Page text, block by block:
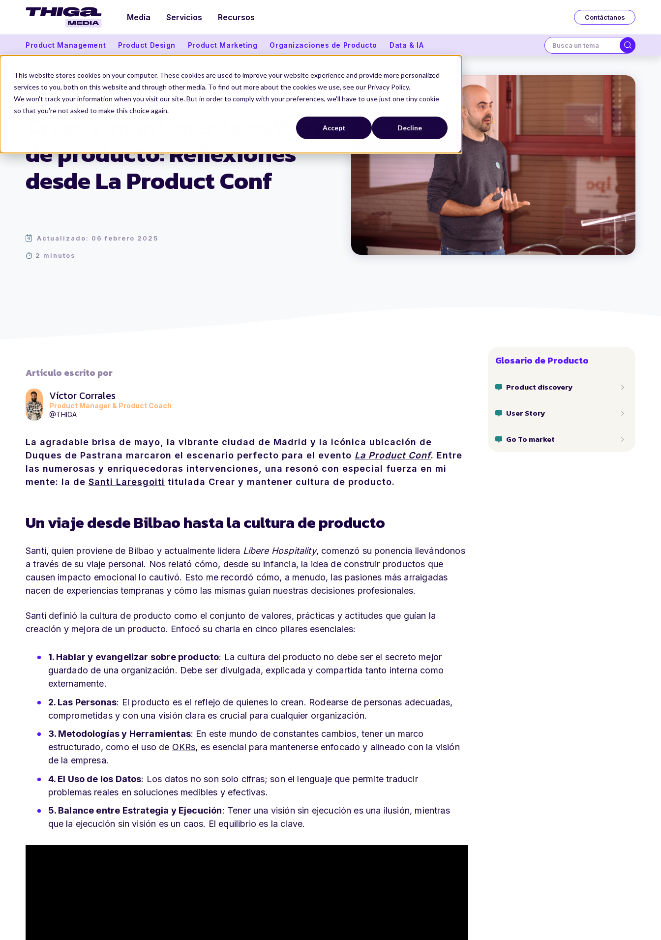
This website stores cookies on your computer. These cookies are used to improve your website experience and provide more personalized
services to you, both on this website and through other media. To find out more about the cookies we use, see our Privacy Policy.
We won't track your information when you visit our site. But in order to comply with your preferences, we'll have to use just one tiny cookie
so that you're not asked to make this choice again.
Accept Decline
Media Servicios Recursos Contáctanos
Product Management Product Design Product Marketing Organizaciones de Producto Data & IA
Thiga Media Product Management Crear y mantener la cultura de producto: Reflexiones desde La Product Conf
Crear y mantener la cultura
de producto: Reflexiones
desde La Product Conf
Actualizado: 06 febrero 2025
2 minutos
Artículo escrito por
Víctor Corrales
Product Manager & Product Coach
@THIGA
La agradable brisa de mayo, la vibrante ciudad de Madrid y la icónica ubicación de
Duques de Pastrana marcaron el escenario perfecto para el evento La Product Conf. Entre
las numerosas y enriquecedoras intervenciones, una resonó con especial fuerza en mi
mente: la de Santi Laresgoiti titulada Crear y mantener cultura de producto.
Un viaje desde Bilbao hasta la cultura de producto
Santi, quien proviene de Bilbao y actualmente lidera Líbere Hospitality, comenzó su ponencia llevándonos
a través de su viaje personal. Nos relató cómo, desde su infancia, la idea de construir productos que
causen impacto emocional lo cautivó. Esto me recordó cómo, a menudo, las pasiones más arraigadas
nacen de experiencias tempranas y cómo las mismas guían nuestras decisiones profesionales.
Santi definió la cultura de producto como el conjunto de valores, prácticas y actitudes que guían la
creación y mejora de un producto. Enfocó su charla en cinco pilares esenciales:
1. Hablar y evangelizar sobre producto: La cultura del producto no debe ser el secreto mejor
guardado de una organización. Debe ser divulgada, explicada y compartida tanto interna como
externamente.
2. Las Personas: El producto es el reflejo de quienes lo crean. Rodearse de personas adecuadas,
comprometidas y con una visión clara es crucial para cualquier organización.
3. Metodologías y Herramientas: En este mundo de constantes cambios, tener un marco
estructurado, como el uso de OKRs, es esencial para mantenerse enfocado y alineado con la visión
de la empresa.
4. El Uso de los Datos: Los datos no son solo cifras; son el lenguaje que permite traducir
problemas reales en soluciones medibles y efectivas.
5. Balance entre Estrategia y Ejecución: Tener una visión sin ejecución es una ilusión, mientras
que la ejecución sin visión es un caos. El equilibrio es la clave.
Glosario de Producto
Product discovery
User Story
Go To market